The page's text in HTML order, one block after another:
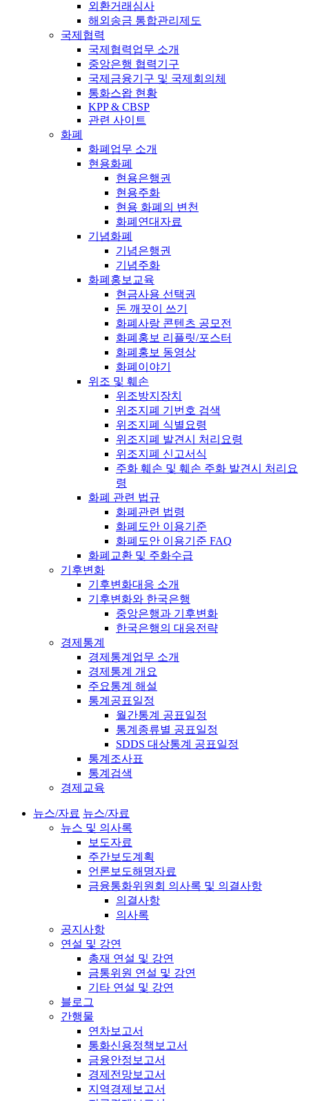
외환거래심사
해외송금 통합관리제도
국제협력
국제협력업무 소개
중앙은행 협력기구
국제금융기구 및 국제회의체
통화스왑 현황
KPP & CBSP
관련 사이트
화폐
화폐업무 소개
현용화폐
현용은행권
현용주화
현용 화폐의 변천
화폐연대자료
기념화폐
기념은행권
기념주화
화폐홍보교육
현금사용 선택권
돈 깨끗이 쓰기
화폐사랑 콘텐츠 공모전
화폐홍보 리플릿/포스터
화폐홍보 동영상
화폐이야기
위조 및 훼손
위조방지장치
위조지폐 기번호 검색
위조지폐 식별요령
위조지폐 발견시 처리요령
위조지폐 신고서식
주화 훼손 및 훼손 주화 발견시 처리요
령
화폐 관련 법규
화폐관련 법령
화폐도안 이용기준
화폐도안 이용기준 FAQ
화폐교환 및 주화수급
기후변화
기후변화대응 소개
기후변화와 한국은행
중앙은행과 기후변화
한국은행의 대응전략
경제통계
경제통계업무 소개
경제통계 개요
주요통계 해설
통계공표일정
월간통계 공표일정
통계종류별 공표일정
SDDS 대상통계 공표일정
통계조사표
통계검색
경제교육
뉴스/자료 뉴스/자료
뉴스 및 의사록
보도자료
주간보도계획
언론보도해명자료
금융통화위원회 의사록 및 의결사항
의결사항
의사록
공지사항
연설 및 강연
총재 연설 및 강연
금통위원 연설 및 강연
기타 연설 및 강연
블로그
간행물
연차보고서
통화신용정책보고서
금융안정보고서
경제전망보고서
지역경제보고서